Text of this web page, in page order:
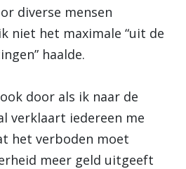
diverse mensen
niet het maximale “uit de
haalde.
door als ik naar de
verklaart iedereen me
het verboden moet
meer geld uitgeeft